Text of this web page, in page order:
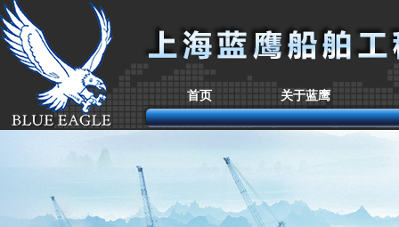
首页 关于蓝鹰